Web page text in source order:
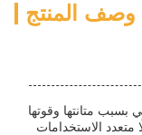
وصف المنتج
بسبب متانتها وقوتها
متعدد الاستخدامات